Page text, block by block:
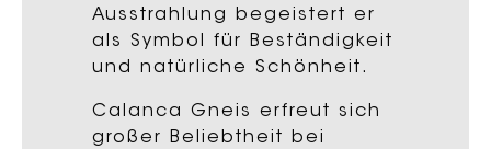
Ausstrahlung begeistert er
als Symbol für Beständigkeit
und natürliche Schönheit.
Calanca Gneis erfreut sich
großer Beliebtheit bei